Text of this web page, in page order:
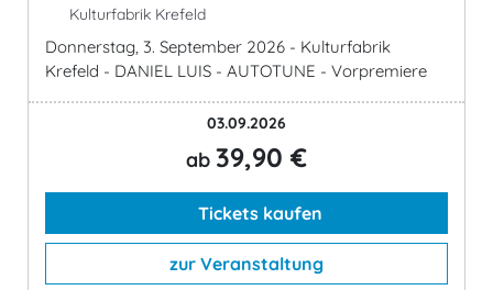
Kulturfabrik Krefeld
Donnerstag, 3. September 2026 - Kulturfabrik
Krefeld - DANIEL LUIS - AUTOTUNE - Vorpremiere
03.09.2026
ab 39,90 €
Tickets kaufen
zur Veranstaltung